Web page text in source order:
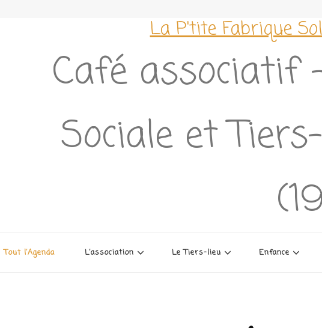
La P'tite Fabrique
Café associatif
Sociale et
Tout l’Agenda L’association Le Tiers-lieu Enfance